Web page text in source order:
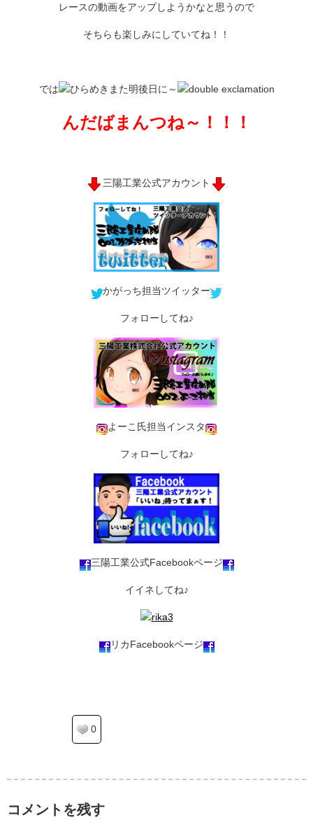
レースの動画をアップしようかなと思うので
そちらも楽しみにしていてね！！
では また明後日に～
んだばまんつね～！！！
三陽工業公式アカウント
かがっち担当ツイッター
フォローしてね♪
よーこ氏担当インスタ
フォローしてね♪
三陽工業公式Facebookページ
イイネしてね♪
リカFacebookページ
0
コメントを残す